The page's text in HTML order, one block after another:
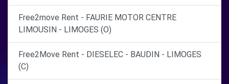
Free2move Rent - FAURIE MOTOR CENTRE
LIMOUSIN - LIMOGES (O)
Free2Move Rent - DIESELEC - BAUDIN - LIMOGES
(C)